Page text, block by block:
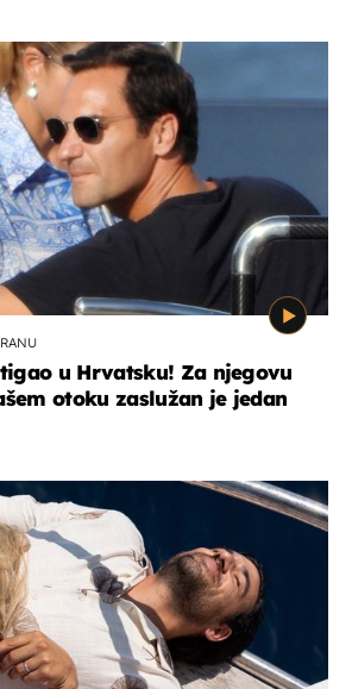
u Hrvatsku! Za njegovu
otoku zaslužan je jedan